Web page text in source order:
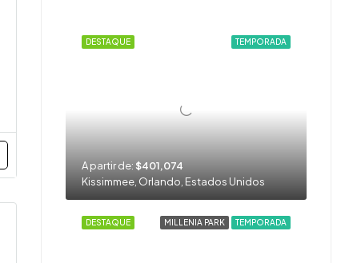
TEMPORADA
DESTAQUE
A partir de: $401,074
Kissimmee, Orlando, Estados Unidos
MILLENIA PARK TEMPORADA
DESTAQUE